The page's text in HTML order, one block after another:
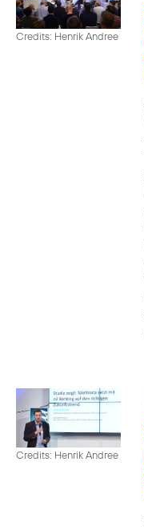
Credits: Henrik Andree
Credits: Henrik Andree